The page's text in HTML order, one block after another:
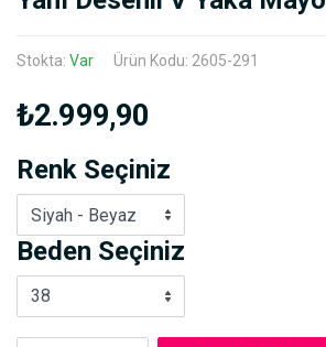
Stokta: Var Ürün Kodu: 2605-291
₺2.999,90
Renk Seçiniz
Siyah - Beyaz
Beden Seçiniz